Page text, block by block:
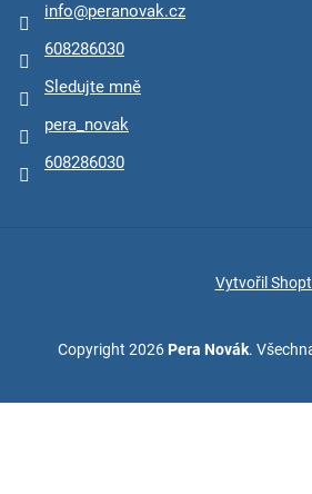
info@peranovak.cz
608286030
Sledujte mně
pera_novak
608286030
Vytvořil
Copyright 2026 Pera Novák.